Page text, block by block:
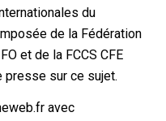
du
de la Fédération
et de la FCCS CFE
presse sur ce sujet.
avec